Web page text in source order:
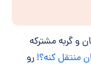
و گربه مشترکه
منتقل کنه؟! رو